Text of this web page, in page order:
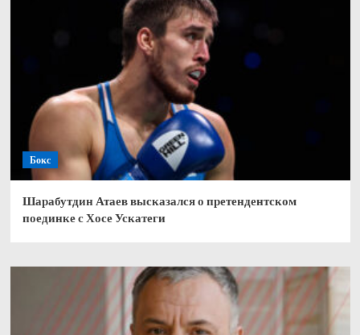
Бокс
Шарабутдин Атаев высказался о претендентском
поединке с Хосе Ускатеги